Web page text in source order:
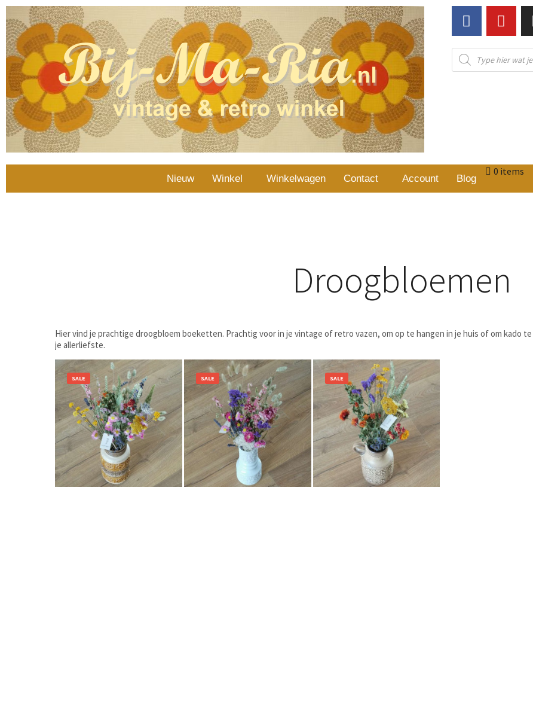
Nieuw Winkel Winkelwagen Contact Account Blog
0 items
Droogbloemen
Hier vind je prachtige droogbloem boeketten. Prachtig voor in je vintage of retro vazen, om op te hangen in je huis of om kado te
je allerliefste.
SALE
€34,50€27,50
SALE
€34,50€27,50
SALE
€29,50€22,50